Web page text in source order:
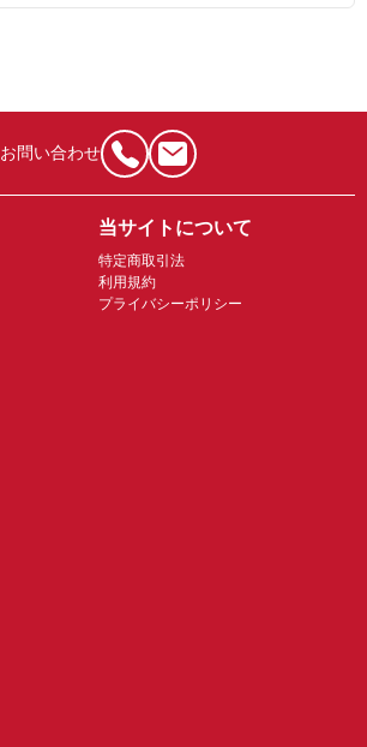
お問い合わせ
当サイトについて
特定商取引法
利用規約
プライバシーポリシー